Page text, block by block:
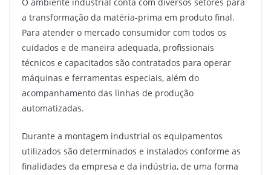
a transformação da matéria-prima em produto final.
Para atender o mercado consumidor com todos os
cuidados e de maneira adequada, profissionais
técnicos e capacitados são contratados para operar
máquinas e ferramentas especiais, além do
acompanhamento das linhas de produção
automatizadas.
Durante a montagem industrial os equipamentos
utilizados são determinados e instalados conforme as
finalidades da empresa e da indústria, de uma forma